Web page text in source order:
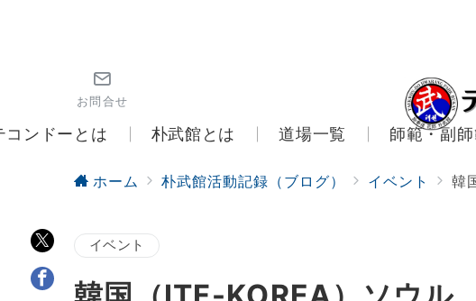
お問合せ
コンドーとは 朴武館とは 道場一覧 師範・副
ホーム 朴武館活動記録（ブログ） イベント 韓
イベント